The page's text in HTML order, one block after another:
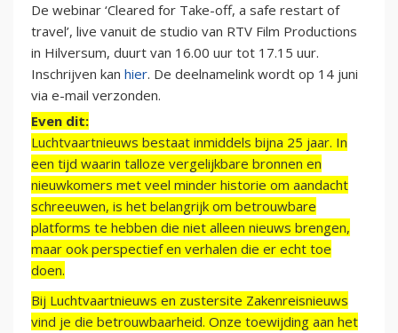
De webinar ‘Cleared for Take-off, a safe restart of
travel’, live vanuit de studio van RTV Film Productions
in Hilversum, duurt van 16.00 uur tot 17.15 uur.
Inschrijven kan hier. De deelnamelink wordt op 14 juni
via e-mail verzonden.
Even dit:
Luchtvaartnieuws bestaat inmiddels bijna 25 jaar. In
een tijd waarin talloze vergelijkbare bronnen en
nieuwkomers met veel minder historie om aandacht
schreeuwen, is het belangrijk om betrouwbare
platforms te hebben die niet alleen nieuws brengen,
maar ook perspectief en verhalen die er echt toe
doen.
Bij Luchtvaartnieuws en zustersite Zakenreisnieuws
vind je die betrouwbaarheid. Onze toewijding aan het